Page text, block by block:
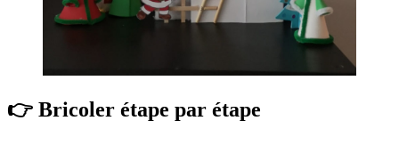
👉 Bricoler étape par étape